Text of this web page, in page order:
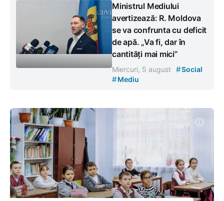
Ministrul Mediului
avertizează: R. Moldova
se va confrunta cu deficit
de apă. „Va fi, dar în
cantități mai mici”
Miercuri, 5 august #Social
#Mediu